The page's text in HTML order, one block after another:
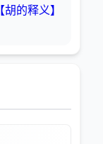
的释义】